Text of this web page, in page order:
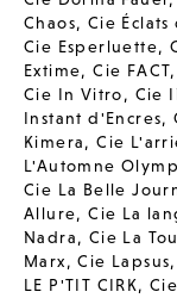
Chaos, Cie Éclats
Cie Esperluette,
Extime,Cie FACT
Cie In Vitro, Cie
Instant d'Encres,
Kimera,Cie
L'Automne
Cie La Belle
Allure,Cie La
Nadra, Cie La
Marx,Cie Lapsus
LE P'TIT CIRK,